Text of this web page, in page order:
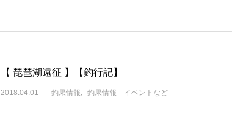
【 琵琶湖遠征 】【釣行記】
2018.04.01 釣果情報 釣果情報 イベントなど